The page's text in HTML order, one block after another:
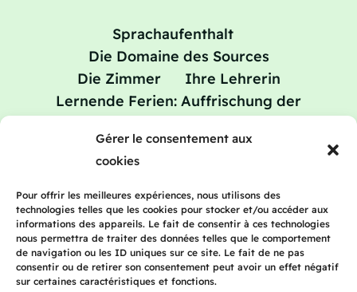
Gérer le consentement aux
cookies
Pour offrir les meilleures expériences, nous utilisons des
technologies telles que les cookies pour stocker et/ou accéder aux
informations des appareils. Le fait de consentir à ces technologies
nous permettra de traiter des données telles que le comportement
de navigation ou les ID uniques sur ce site. Le fait de ne pas
consentir ou de retirer son consentement peut avoir un effet négatif
sur certaines caractéristiques et fonctions.
Sprachaufenthalt
Die Domaine des Sources
Die Zimmer
Ihre Lehrerin
Lernende Ferien: Auffrischung der
Preise
Blog Kontakt
2023 Frenchteacherhomestay | Alle Rechte
vorbehalten | Rechtliche Hinweise |
Datenschutzerklärung